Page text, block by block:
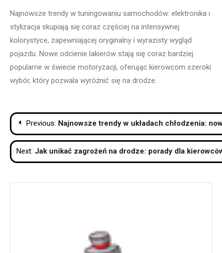
Najnowsze trendy w tuningowaniu samochodów: elektronika i
stylizacja skupiają się coraz częściej na intensywnej
kolorystyce, zapewniającej oryginalny i wyrazisty wygląd
pojazdu. Nowe odcienie lakierów stają się coraz bardziej
popularne w świecie motoryzacji, oferując kierowcom szeroki
wybór, który pozwala wyróżnić się na drodze.
Nawigacja
wpisu
Previous: Najnowsze trendy w układach chłodzenia:
Next: Jak unikać zagrożeń na drodze: porady dla